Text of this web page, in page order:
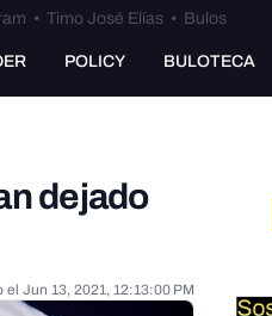
• Timo José Elías• Bulos
POLICY BULOTECA
dejado
el Jun 13, 2021, 12:13:00 PM